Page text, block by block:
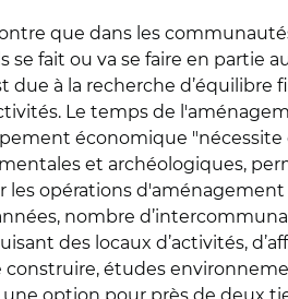
Facebook
Linkedin
Twitter
que dans les
se fait ou va se faire en partie
due à la recherche d’équilibre
Le temps de
économique
et archéologiques,
les opérations
nombre
des locaux d’activités,
construire, études